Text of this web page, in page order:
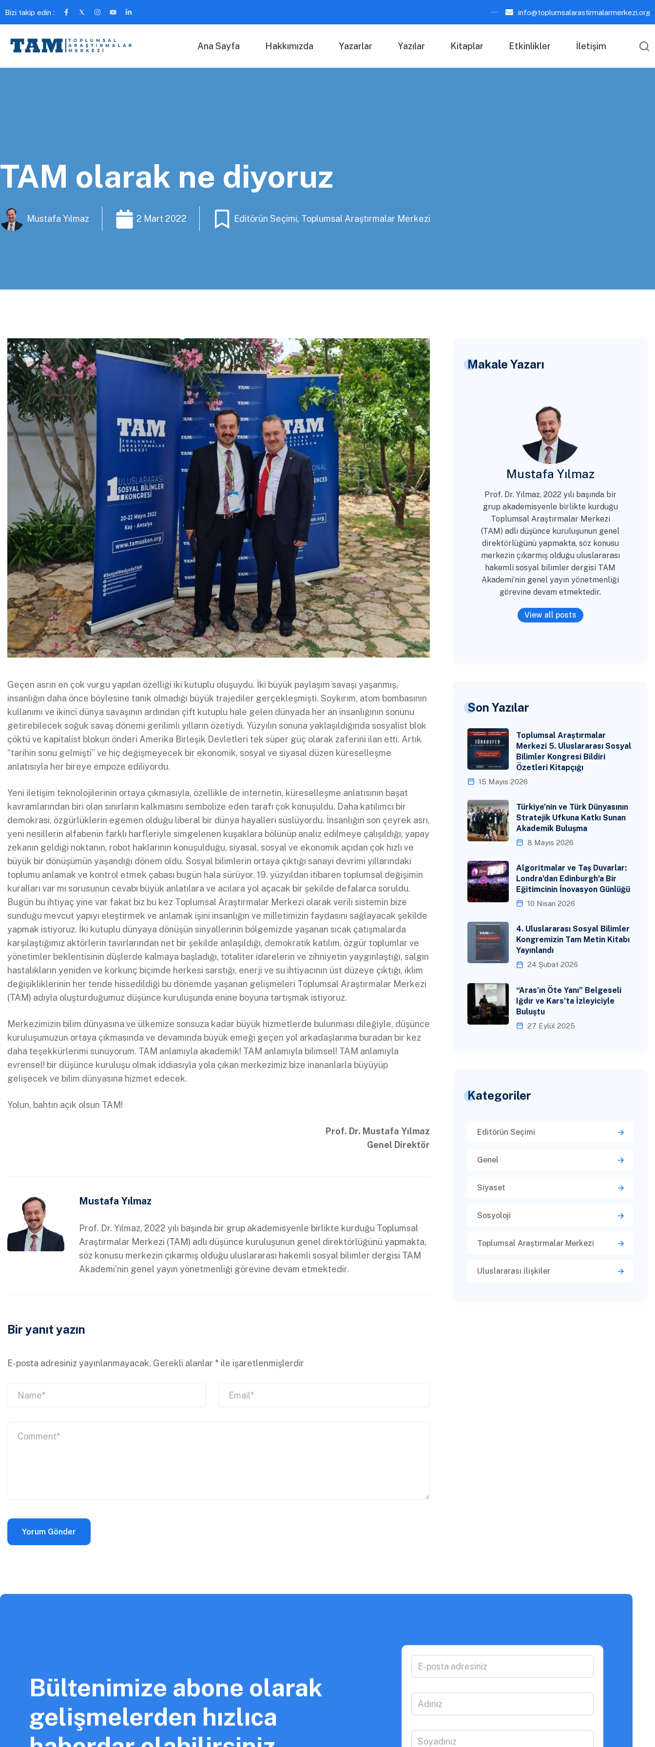
Bizi takip edin : info@toplumsalarastirmalarmerkezi.org
Ana Sayfa Hakkımızda Yazarlar Yazılar Kitaplar Etkinlikler İletişim
TAM olarak ne diyoruz
Mustafa Yılmaz 2 Mart 2022 Editörün Seçimi, Toplumsal Araştırmalar Merkezi
Geçen asrın en çok vurgu yapılan özelliği iki kutuplu oluşuydu. İki büyük paylaşım savaşı yaşanmış,
insanlığın daha önce böylesine tanık olmadığı büyük trajediler gerçekleşmişti. Soykırım, atom bombasının
kullanımı ve ikinci dünya savaşının ardından çift kutuplu hale gelen dünyada her an insanlığının sonunu
getirebilecek soğuk savaş dönemi gerilimli yılların özetiydi. Yüzyılın sonuna yaklaşıldığında sosyalist blok
çöktü ve kapitalist blokun önderi Amerika Birleşik Devletleri tek süper güç olarak zaferini ilan etti. Artık
“tarihin sonu gelmişti” ve hiç değişmeyecek bir ekonomik, sosyal ve siyasal düzen küreselleşme
anlatısıyla her bireye empoze ediliyordu.
Yeni iletişim teknolojilerinin ortaya çıkmasıyla, özellikle de internetin, küreselleşme anlatısının başat
kavramlarından biri olan sınırların kalkmasını sembolize eden tarafı çok konuşuldu. Daha katılımcı bir
demokrasi, özgürlüklerin egemen olduğu liberal bir dünya hayalleri süslüyordu. İnsanlığın son çeyrek asrı,
yeni nesillerin alfabenin farklı harfleriyle simgelenen kuşaklara bölünüp analiz edilmeye çalışıldığı, yapay
zekanın geldiği noktanın, robot haklarının konuşulduğu, siyasal, sosyal ve ekonomik açıdan çok hızlı ve
büyük bir dönüşümün yaşandığı dönem oldu. Sosyal bilimlerin ortaya çıktığı sanayi devrimi yıllarındaki
toplumu anlamak ve kontrol etmek çabası bugün hala sürüyor. 19. yüzyıldan itibaren toplumsal değişimin
kuralları var mı sorusunun cevabı büyük anlatılara ve acılara yol açacak bir şekilde defalarca soruldu.
Bugün bu ihtiyaç yine var fakat biz bu kez Toplumsal Araştırmalar Merkezi olarak verili sistemin bize
sunduğu mevcut yapıyı eleştirmek ve anlamak işini insanlığın ve milletimizin faydasını sağlayacak şekilde
yapmak istiyoruz. İki kutuplu dünyaya dönüşün sinyallerinin bölgemizde yaşanan sıcak çatışmalarda
karşılaştığımız aktörlerin tavırlarından net bir şekilde anlaşıldığı, demokratik katılım, özgür toplumlar ve
yönetimler beklentisinin düşlerde kalmaya başladığı, totaliter idarelerin ve zihniyetin yaygınlaştığı, salgın
hastalıkların yeniden ve korkunç biçimde herkesi sarstığı, enerji ve su ihtiyacının üst düzeye çıktığı, iklim
değişikliklerinin her tende hissedildiği bu dönemde yaşanan gelişmeleri Toplumsal Araştırmalar Merkezi
(TAM) adıyla oluşturduğumuz düşünce kuruluşunda enine boyuna tartışmak istiyoruz.
Merkezimizin bilim dünyasına ve ülkemize sonsuza kadar büyük hizmetlerde bulunması dileğiyle, düşünce
kuruluşumuzun ortaya çıkmasında ve devamında büyük emeği geçen yol arkadaşlarıma buradan bir kez
daha teşekkürlerimi sunuyorum. TAM anlamıyla akademik! TAM anlamıyla bilimsel! TAM anlamıyla
evrensel! bir düşünce kuruluşu olmak iddiasıyla yola çıkan merkezimiz bize inananlarla büyüyüp
gelişecek ve bilim dünyasına hizmet edecek.
Yolun, bahtın açık olsun TAM!
Prof. Dr. Mustafa Yılmaz
Genel Direktör
Mustafa Yılmaz
Prof. Dr. Yılmaz, 2022 yılı başında bir grup akademisyenle birlikte kurduğu Toplumsal
Araştırmalar Merkezi (TAM) adlı düşünce kuruluşunun genel direktörlüğünü yapmakta,
söz konusu merkezin çıkarmış olduğu uluslararası hakemli sosyal bilimler dergisi TAM
Akademi’nin genel yayın yönetmenliği görevine devam etmektedir.
Bir yanıt yazın
E-posta adresiniz yayınlanmayacak. Gerekli alanlar * ile işaretlenmişlerdir
Makale Yazarı
Mustafa Yılmaz
Prof. Dr. Yılmaz, 2022 yılı başında bir
grup akademisyenle birlikte kurduğu
Toplumsal Araştırmalar Merkezi
(TAM) adlı düşünce kuruluşunun genel
direktörlüğünü yapmakta, söz konusu
merkezin çıkarmış olduğu uluslararası
hakemli sosyal bilimler dergisi TAM
Akademi’nin genel yayın yönetmenliği
görevine devam etmektedir.
View all posts
Son Yazılar
Toplumsal Araştırmalar
Merkezi 5. Uluslararası Sosyal
Bilimler Kongresi Bildiri
Özetleri Kitapçığı
15 Mayıs 2026
Türkiye’nin ve Türk Dünyasının
Stratejik Ufkuna Katkı Sunan
Akademik Buluşma
8 Mayıs 2026
Algoritmalar ve Taş Duvarlar:
Londra’dan Edinburgh’a Bir
Eğitimcinin İnovasyon Günlüğü
10 Nisan 2026
4. Uluslararası Sosyal Bilimler
Kongremizin Tam Metin Kitabı
Yayınlandı
24 Şubat 2026
“Aras’ın Öte Yanı” Belgeseli
Iğdır ve Kars’ta İzleyiciyle
Buluştu
27 Eylül 2025
Kategoriler
Editörün Seçimi
Genel
Siyaset
Sosyoloji
Toplumsal Araştırmalar Merkezi
Uluslararası İlişkiler
Bültenimize abone olarak
gelişmelerden hızlıca